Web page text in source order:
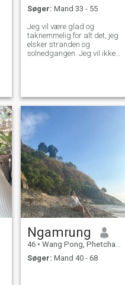
Søger: Mand 33 - 55
Jeg vil være glad og
taknemmelig for alt det, jeg
elsker stranden og
solnedgangen. Jeg vil ikke
Ngamrung
46 • Wang Pong, Phetchabun, Thailand
Søger: Mand 40 - 68